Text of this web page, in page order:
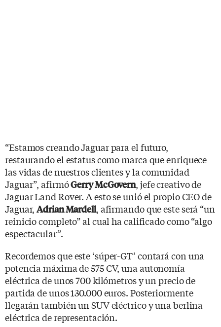
“Estamos creando Jaguar para el futuro,
restaurando el estatus como marca que enriquece
las vidas de nuestros clientes y la comunidad
Jaguar”, afirmóGerry McGovern, jefe creativo de
Jaguar Land Rover. A esto se unió el propio CEO de
Jaguar,Adrian Mardell, afirmando que este será “un
reinicio completo” al cual ha calificado como “algo
espectacular”.
Recordemos que este ‘súper-GT’ contará con una
potencia máxima de 575 CV, una autonomía
eléctrica de unos 700 kilómetros y un precio de
partida de unos 130.000 euros. Posteriormente
llegarán también un SUV eléctrico y una berlina
eléctrica de representación.